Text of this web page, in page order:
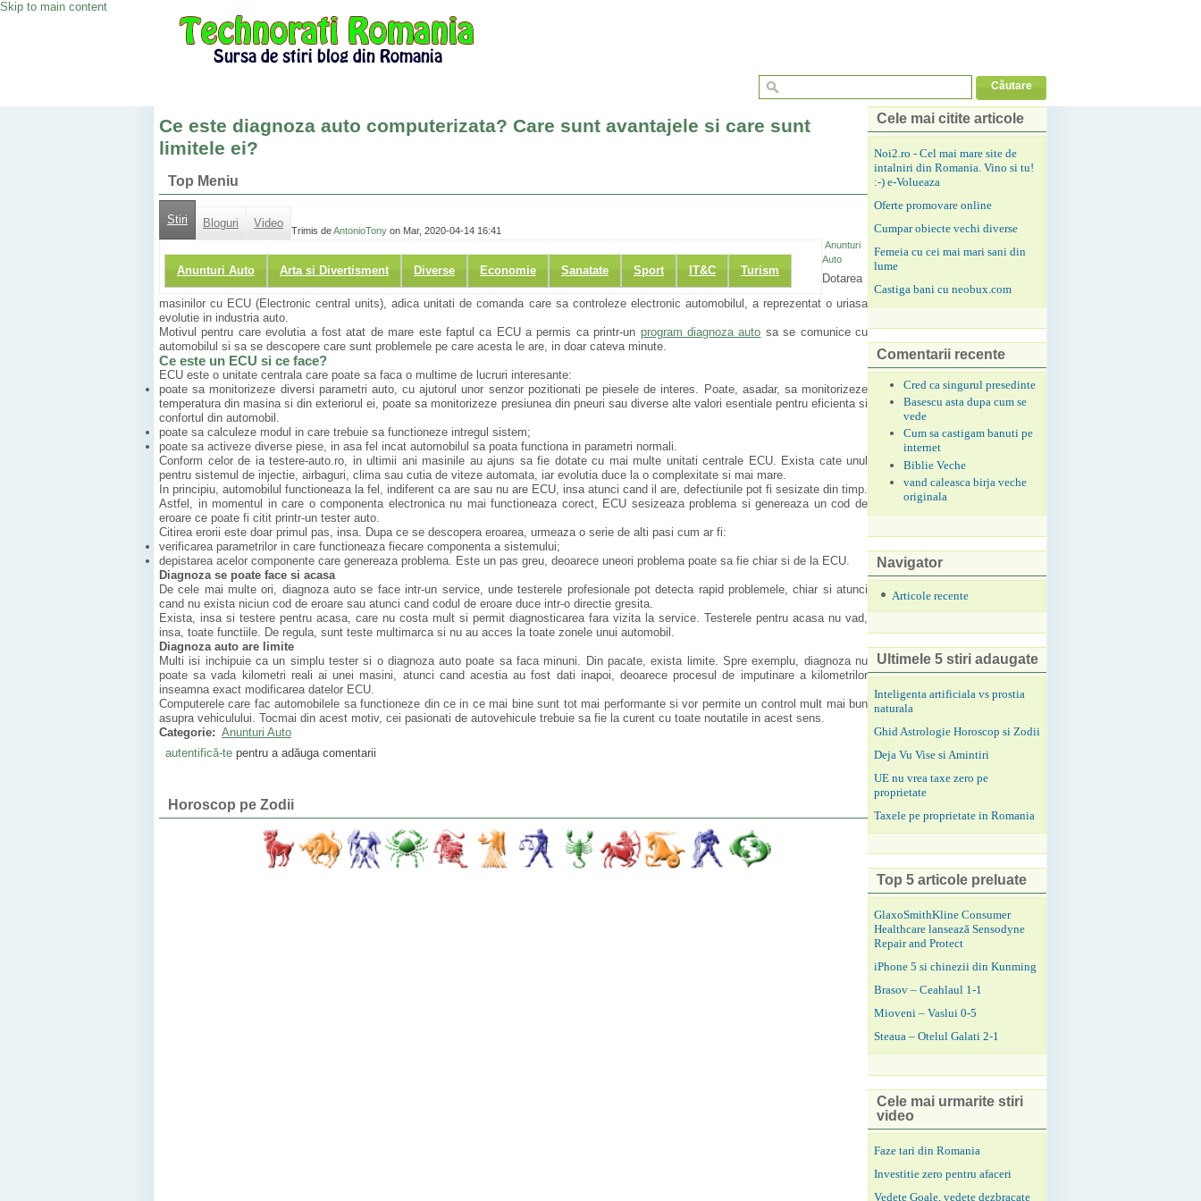
Skip to main content
Ce este diagnoza auto computerizata? Care sunt avantajele si care sunt
limitele ei?
Top Meniu
Stiri Bloguri Video
Anunturi Auto Arta si Divertisment Diverse Economie Sanatate Sport IT&C Turism
Trimis deAntonioTony on Mar, 2020-04-14 16:41
Anunturi
Auto
Dotarea
masinilor cu ECU (Electronic central units), adica unitati de comanda care sa controleze electronic automobilul, a reprezentat o uriasa
evolutie in industria auto.
Motivul pentru care evolutia a fost atat de mare este faptul ca ECU a permis ca printr-un program diagnoza auto sa se comunice cu
automobilul si sa se descopere care sunt problemele pe care acesta le are, in doar cateva minute.
Ce este un ECU si ce face?
ECU este o unitate centrala care poate sa faca o multime de lucruri interesante:
poate sa monitorizeze diversi parametri auto, cu ajutorul unor senzor pozitionati pe piesele de interes. Poate, asadar, sa monitorizeze
temperatura din masina si din exteriorul ei, poate sa monitorizeze presiunea din pneuri sau diverse alte valori esentiale pentru eficienta si
confortul din automobil.
poate sa calculeze modul in care trebuie sa functioneze intregul sistem;
poate sa activeze diverse piese, in asa fel incat automobilul sa poata functiona in parametri normali.
Conform celor de ia testere-auto.ro, in ultimii ani masinile au ajuns sa fie dotate cu mai multe unitati centrale ECU. Exista cate unul
pentru sistemul de injectie, airbaguri, clima sau cutia de viteze automata, iar evolutia duce la o complexitate si mai mare.
In principiu, automobilul functioneaza la fel, indiferent ca are sau nu are ECU, insa atunci cand il are, defectiunile pot fi sesizate din timp.
Astfel, in momentul in care o componenta electronica nu mai functioneaza corect, ECU sesizeaza problema si genereaza un cod de
eroare ce poate fi citit printr-un tester auto.
Citirea erorii este doar primul pas, insa. Dupa ce se descopera eroarea, urmeaza o serie de alti pasi cum ar fi:
verificarea parametrilor in care functioneaza fiecare componenta a sistemului;
depistarea acelor componente care genereaza problema. Este un pas greu, deoarece uneori problema poate sa fie chiar si de la ECU.
Diagnoza se poate face si acasa
De cele mai multe ori, diagnoza auto se face intr-un service, unde testerele profesionale pot detecta rapid problemele, chiar si atunci
cand nu exista niciun cod de eroare sau atunci cand codul de eroare duce intr-o directie gresita.
Exista, insa si testere pentru acasa, care nu costa mult si permit diagnosticarea fara vizita la service. Testerele pentru acasa nu vad,
insa, toate functiile. De regula, sunt teste multimarca si nu au acces la toate zonele unui automobil.
Diagnoza auto are limite
Multi isi inchipuie ca un simplu tester si o diagnoza auto poate sa faca minuni. Din pacate, exista limite. Spre exemplu, diagnoza nu
poate sa vada kilometri reali ai unei masini, atunci cand acestia au fost dati inapoi, deoarece procesul de imputinare a kilometrilor
inseamna exact modificarea datelor ECU.
Computerele care fac automobilele sa functioneze din ce in ce mai bine sunt tot mai performante si vor permite un control mult mai bun
asupra vehiculului. Tocmai din acest motiv, cei pasionati de autovehicule trebuie sa fie la curent cu toate noutatile in acest sens.
Categorie: Anunturi Auto
autentifică-tepentru a adăuga comentarii
Horoscop pe Zodii
Cele mai citite articole
Noi2.ro - Cel mai mare site de
intalniri din Romania. Vino si tu!
:-) e-Volueaza
Oferte promovare online
Cumpar obiecte vechi diverse
Femeia cu cei mai mari sani din
lume
Castiga bani cu neobux.com
Comentarii recente
Cred ca singurul presedinte
Basescu asta dupa cum se
vede
Cum sa castigam banuti pe
internet
Biblie Veche
vand caleasca birja veche
originala
Navigator
Articole recente
Ultimele 5 stiri adaugate
Inteligenta artificiala vs prostia
naturala
Ghid Astrologie Horoscop si Zodii
Deja Vu Vise si Amintiri
UE nu vrea taxe zero pe
proprietate
Taxele pe proprietate in Romania
Top 5 articole preluate
GlaxoSmithKline Consumer
Healthcare lansează Sensodyne
Repair and Protect
iPhone 5 si chinezii din Kunming
Brasov – Ceahlaul 1-1
Mioveni – Vaslui 0-5
Steaua – Otelul Galati 2-1
Cele mai urmarite stiri
video
Faze tari din Romania
Investitie zero pentru afaceri
Vedete Goale, vedete dezbracate